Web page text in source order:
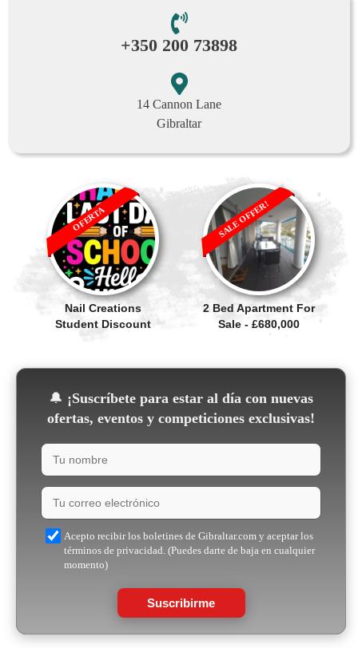
+350 200 73898
14 Cannon Lane
Gibraltar
Nail Creations
Student Discount
OFERTA
2 Bed Apartment For
Sale - £680,000
SALE OFFER!
🔔 ¡Suscríbete para estar al día con nuevas
ofertas, eventos y competiciones exclusivas!
Acepto recibir los boletines de Gibraltar.com y aceptar los
términos de privacidad. (Puedes darte de baja en cualquier
momento)
Suscribirme